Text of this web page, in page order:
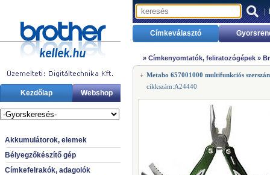
Kezdőlap Webshop
Akkumulátorok, elemek
Bélyegzőkészítő gép
Címkefelrakók, adagolók
|
Címkeválasztó
» Címkenyomtatók, feliratozógépek »
Metabo 657001000 multifunkciós
cikkszám:A24440